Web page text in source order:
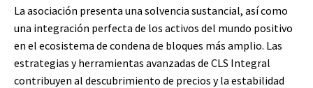
La asociación presenta una solvencia sustancial, así como
una integración perfecta de los activos del mundo positivo
en el ecosistema de condena de bloques más amplio. Las
estrategias y herramientas avanzadas de CLS Integral
contribuyen al descubrimiento de precios y la estabilidad